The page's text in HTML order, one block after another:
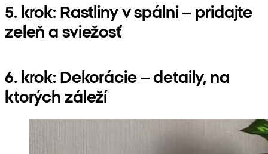
5. krok: Rastliny v spálni – pridajte
zeleň a sviežosť
6. krok: Dekorácie – detaily, na
ktorých záleží